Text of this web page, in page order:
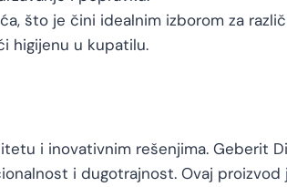
što je čini idealnim izborom za
higijenu u kupatilu.
i inovativnim rešenjima. Geberit
i dugotrajnost. Ovaj